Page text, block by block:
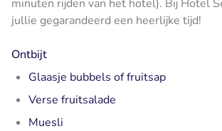
minuten rijden van het hotel). Bij Hotel
jullie gegarandeerd een heerlijke tijd!
Ontbijt
Glaasje bubbels of fruitsap
Verse fruitsalade
Muesli